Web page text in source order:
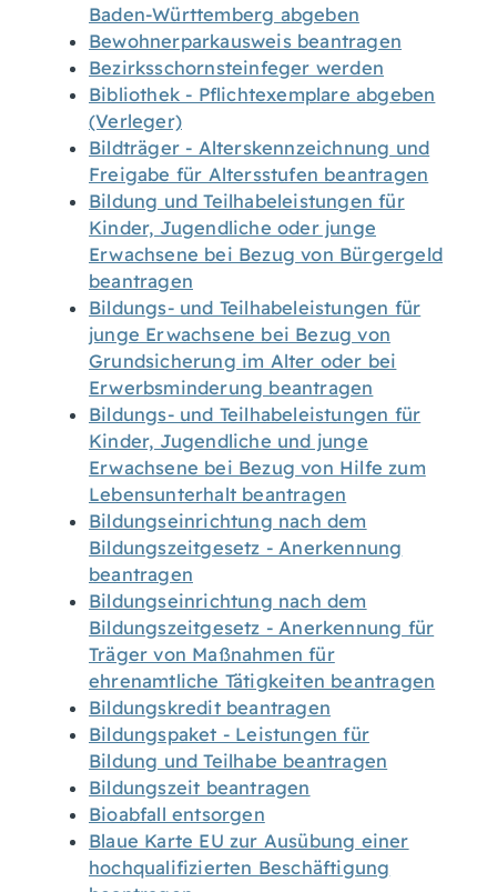
Baden-Württemberg abgeben
Bewohnerparkausweis beantragen
Bezirksschornsteinfeger werden
Bibliothek - Pflichtexemplare abgeben
(Verleger)
Bildträger - Alterskennzeichnung und
Freigabe für Altersstufen beantragen
Bildung und Teilhabeleistungen für
Kinder, Jugendliche oder junge
Erwachsene bei Bezug von Bürgergeld
beantragen
Bildungs- und Teilhabeleistungen für
junge Erwachsene bei Bezug von
Grundsicherung im Alter oder bei
Erwerbsminderung beantragen
Bildungs- und Teilhabeleistungen für
Kinder, Jugendliche und junge
Erwachsene bei Bezug von Hilfe zum
Lebensunterhalt beantragen
Bildungseinrichtung nach dem
Bildungszeitgesetz - Anerkennung
beantragen
Bildungseinrichtung nach dem
Bildungszeitgesetz - Anerkennung für
Träger von Maßnahmen für
ehrenamtliche Tätigkeiten beantragen
Bildungskredit beantragen
Bildungspaket - Leistungen für
Bildung und Teilhabe beantragen
Bildungszeit beantragen
Bioabfall entsorgen
Blaue Karte EU zur Ausübung einer
hochqualifizierten Beschäftigung